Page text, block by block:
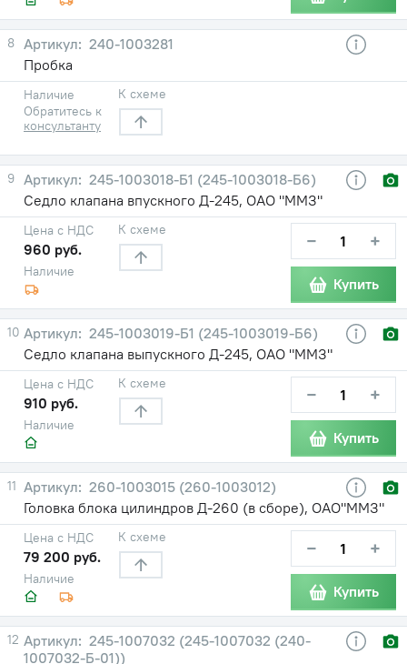
8
240-1003281
Пробка
Наличие
Обратитесь к
консультанту
К схеме
9
245-1003018-Б1 (245-1003018-Б6)
Седло клапана впускного Д-245, ОАО "ММЗ"
Наличие
Цена с НДС
960 руб.
К схеме − +
Купить
10
245-1003019-Б1 (245-1003019-Б6)
Седло клапана выпускного Д-245, ОАО "ММЗ"
Наличие
Цена с НДС
910 руб.
К схеме − +
Купить
11
260-1003015 (260-1003012)
Головка блока цилиндров Д-260 (в сборе), ОАО"ММЗ"
Наличие
Цена с НДС
79 200 руб.
К схеме − +
Купить
12
245-1007032 (245-1007032 (240-
1007032-Б-01))